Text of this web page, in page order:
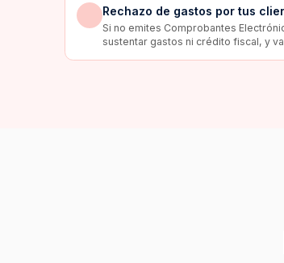
Rechazo de gastos por tus
Si no emites Comprobantes
sustentar gastos ni crédito fiscal, y